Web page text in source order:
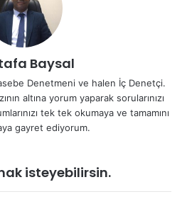
Baysal
Denetmeni ve halen İç Denetçi.
altına yorum yaparak sorularınızı
tek tek okumaya ve tamamını
gayret ediyorum.
isteyebilirsin.